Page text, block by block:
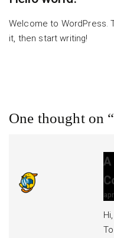
Welcome to WordPress.
it, then start writing!
One thought on “